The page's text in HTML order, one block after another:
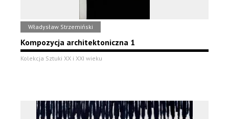
Władysław Strzemiński
Kompozycja architektoniczna 1
Kolekcja Sztuki XX i XXI wieku